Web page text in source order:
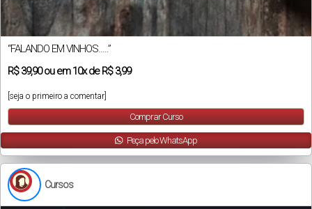
“FALANDO EM VINHOS…..”
R$39,90ou em10xdeR$ 3,99
[seja o primeiro a comentar]
Comprar Curso
Peça pelo WhatsApp
Cursos